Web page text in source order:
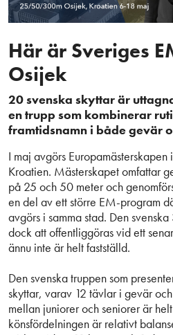
Här är Sveriges
Osijek
20 svenska skyttar är
en trupp som kombinerar
framtidsnamn i både gevär
I maj avgörs
Kroatien. Mästerskapet omfattar
på 25 och 50 meter och
en del av ett större EM-program
avgörs i samma stad. Den
dock att offentliggöras vid ett
ännu inte är helt fastställd.
Den svenska truppen som
skyttar, varav 12 tävlar i gevär
mellan juniorer och seniorer är
könsfördelningen är relativt